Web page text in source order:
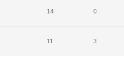
14 0
11 3